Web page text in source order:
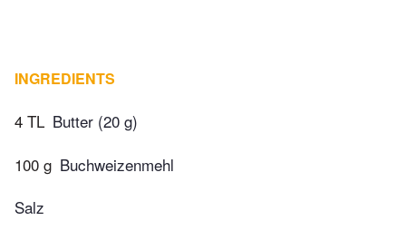
INGREDIENTS
4 TL Butter (20 g)
100 g Buchweizenmehl
Salz